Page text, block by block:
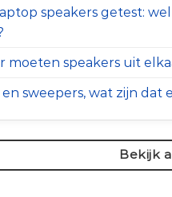
speakers getest:
moeten speakers uit
sweepers, wat zijn dat
Bekijk